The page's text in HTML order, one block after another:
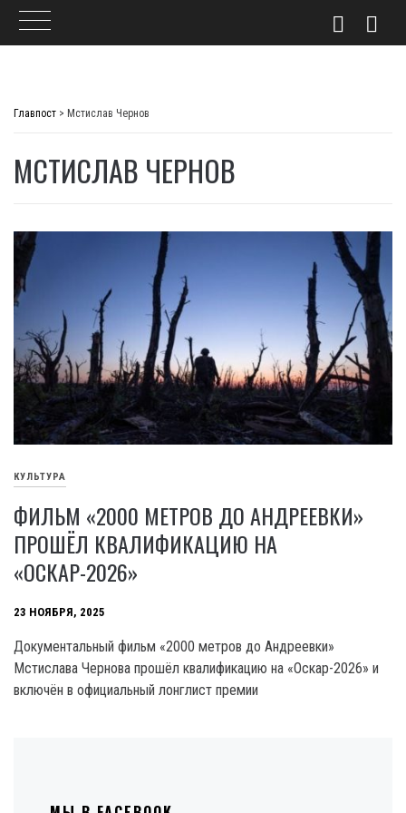
Главпост > Мстислав Чернов
МСТИСЛАВ ЧЕРНОВ
КУЛЬТУРА
ФИЛЬМ «2000 МЕТРОВ ДО АНДРЕЕВКИ»
ПРОШЁЛ КВАЛИФИКАЦИЮ НА
«ОСКАР-2026»
23 НОЯБРЯ, 2025
Документальный фильм «2000 метров до Андреевки»
Мстислава Чернова прошёл квалификацию на «Оскар-2026» и
включён в официальный лонглист премии